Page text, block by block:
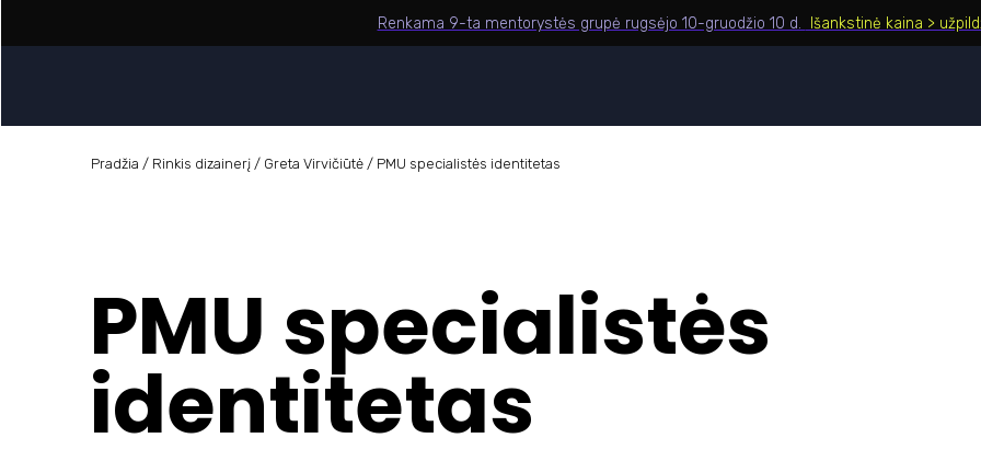
Renkama 9-ta mentorystės grupė rugsėjo 10-gruodžio 10 d. Išankstinė kaina >
Pradžia / Rinkis dizainerį / Greta Virvičiūtė / PMU specialistės identitetas
PMU specialistės
identitetas